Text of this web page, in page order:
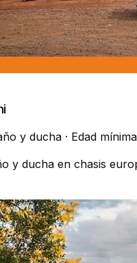
y ducha · Edad
y ducha en chasis